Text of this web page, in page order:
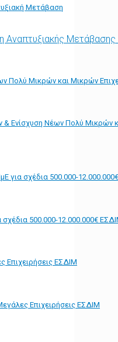
Μετάβαση
Αναπτυξιακής
Πολύ Μικρών και Μικρών
& Ενίσχυση Νέων Πολύ Μικρών
για σχέδια 500.000-
500.000-12.000.000€
Επιχειρήσεις ΕΣΔΙΜ
Επιχειρήσεις ΕΣΔΙΜ